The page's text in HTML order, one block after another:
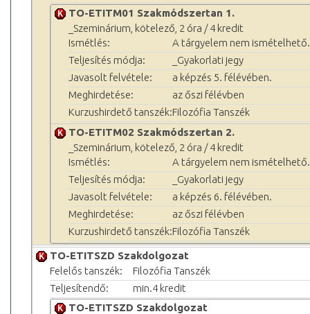
TO-ETITM01 Szakmódszertan 1.
_Szeminárium, kötelező, 2 óra / 4 kredit
Ismétlés:
A tárgyelem nem ismételhető.
Teljesítés módja:
_Gyakorlati jegy
Javasolt felvétele:
a képzés 5. félévében.
Meghirdetése:
az őszi félévben
Kurzushirdető tanszék:Filozófia Tanszék
TO-ETITM02 Szakmódszertan 2.
_Szeminárium, kötelező, 2 óra / 4 kredit
Ismétlés:
A tárgyelem nem ismételhető.
Teljesítés módja:
_Gyakorlati jegy
Javasolt felvétele:
a képzés 6. félévében.
Meghirdetése:
az őszi félévben
Kurzushirdető tanszék:Filozófia Tanszék
TO-ETITSZD Szakdolgozat
Felelős tanszék:
Filozófia Tanszék
Teljesítendő:
min.4 kredit
TO-ETITSZD Szakdolgozat